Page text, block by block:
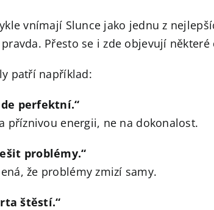
vnímají Slunce jako jednu z
Přesto se i zde objevují některé
patří například:
perfektní.“
příznivou energii, ne na dokonalost.
problémy.“
že problémy zmizí samy.
štěstí.“